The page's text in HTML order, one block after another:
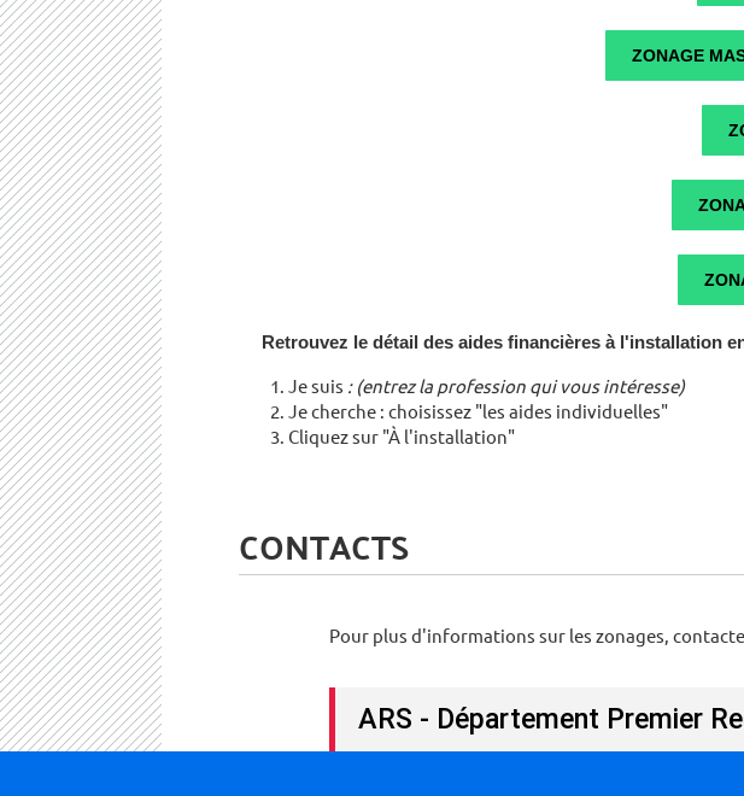
ZONAGE
Retrouvez le détail des aides financières à l'installation
Je suis : (entrez la profession qui vous intéresse)
Je cherche : choisissez "les aides individuelles"
Cliquez sur "À l'installation"
CONTACTS
Pour plus d'informations sur les zonages,
ARS - Département Premier